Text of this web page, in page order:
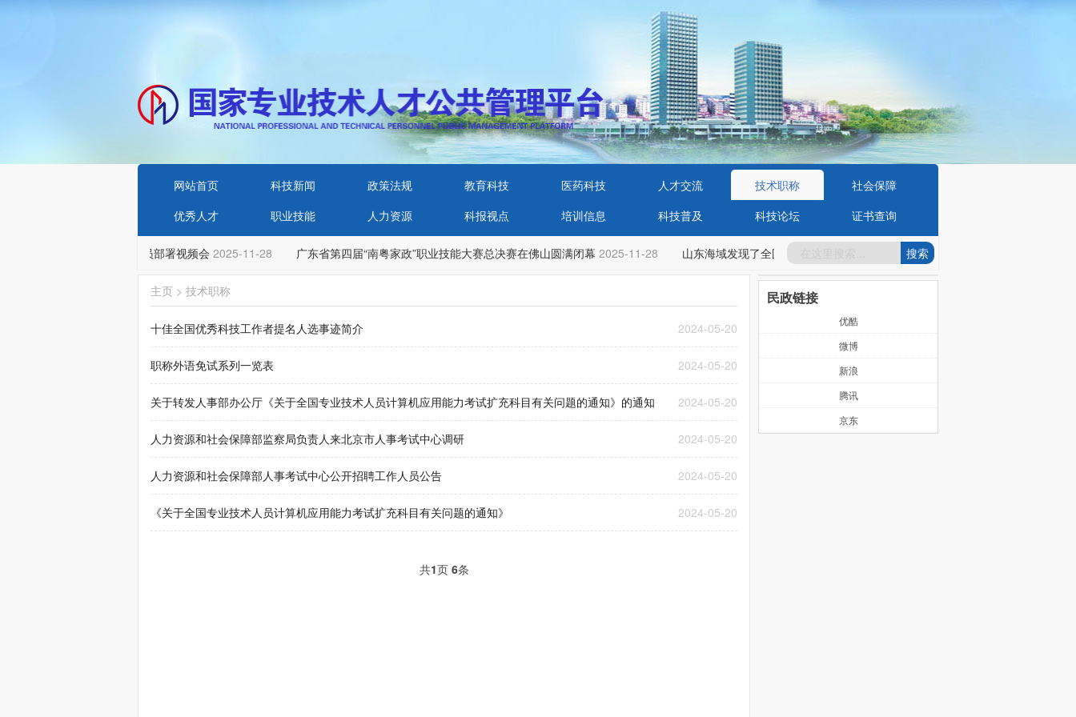
网站首页 科技新闻 政策法规 教育科技 医药科技 人才交流 技术职称
社会保障
优秀人才
职业技能 人力资源 科报视点 培训信息 科技普及 科技论坛 证书查询
年治理欠薪冬季行动动员部署视频会 2025-11-28 广东省第四届“南粤家政”职业技能大赛总决赛在佛山圆满闭幕 2025-11-28 山东海域发现了全国第一个海底煤矿、国内唯一的滨海巨型金矿田
主页 > 技术职称
十佳全国优秀科技工作者提名人选事迹简介 2024-05-20
职称外语免试系列一览表 2024-05-20
关于转发人事部办公厅《关于全国专业技术人员计算机应用能力考试扩充科目有关问题的通知》的通知 2024-05-20
人力资源和社会保障部监察局负责人来北京市人事考试中心调研 2024-05-20
人力资源和社会保障部人事考试中心公开招聘工作人员公告 2024-05-20
《关于全国专业技术人员计算机应用能力考试扩充科目有关问题的通知》 2024-05-20
共1页 6条
民政链接
优酷
微博
新浪
腾讯
京东